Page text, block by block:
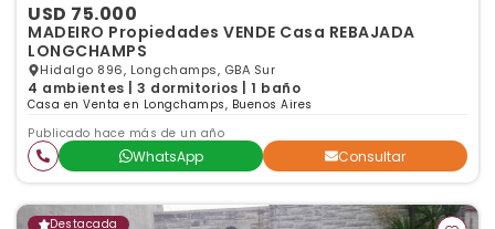
USD 75.000
MADEIRO Propiedades VENDE Casa REBAJADA
LONGCHAMPS
Hidalgo 896, Longchamps, GBA Sur
4 ambientes | 3 dormitorios | 1 baño
Casa en Venta en Longchamps, Buenos Aires
Publicado hace más de un año
WhatsApp Consultar
Destacada